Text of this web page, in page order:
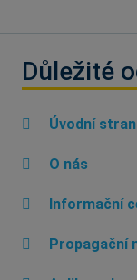
Důležité
Úvodní
O nás
Informační
Propagační